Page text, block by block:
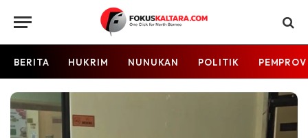
BERITA HUKRIM NUNUKAN POLITIK